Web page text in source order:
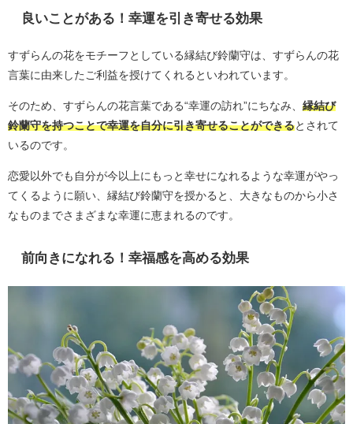
良いことがある！幸運を引き寄せる効果
すずらんの花をモチーフとしている縁結び鈴蘭守は、すずらんの花
言葉に由来したご利益を授けてくれるといわれています。
そのため、すずらんの花言葉である“幸運の訪れ”にちなみ、 縁結び
鈴蘭守を持つことで幸運を自分に引き寄せることができるとされて
いるのです。
恋愛以外でも自分が今以上にもっと幸せになれるような幸運がやっ
てくるように願い、縁結び鈴蘭守を授かると、大きなものから小さ
なものまでさまざまな幸運に恵まれるのです。
前向きになれる！幸福感を高める効果